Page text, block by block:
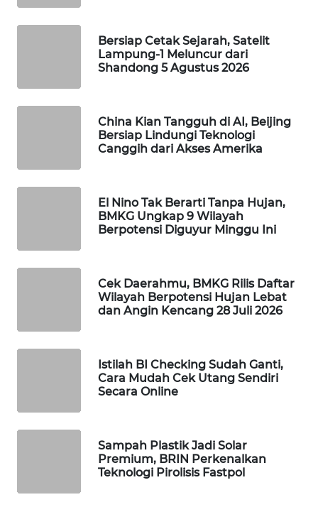
Bersiap Cetak Sejarah, Satelit
Lampung-1 Meluncur dari
Shandong 5 Agustus 2026
China Kian Tangguh di AI, Beijing
Bersiap Lindungi Teknologi
Canggih dari Akses Amerika
El Nino Tak Berarti Tanpa Hujan,
BMKG Ungkap 9 Wilayah
Berpotensi Diguyur Minggu Ini
Cek Daerahmu, BMKG Rilis Daftar
Wilayah Berpotensi Hujan Lebat
dan Angin Kencang 28 Juli 2026
Istilah BI Checking Sudah Ganti,
Cara Mudah Cek Utang Sendiri
Secara Online
Sampah Plastik Jadi Solar
Premium, BRIN Perkenalkan
Teknologi Pirolisis Fastpol
ID
WAHANA
SPORT
WAHANA